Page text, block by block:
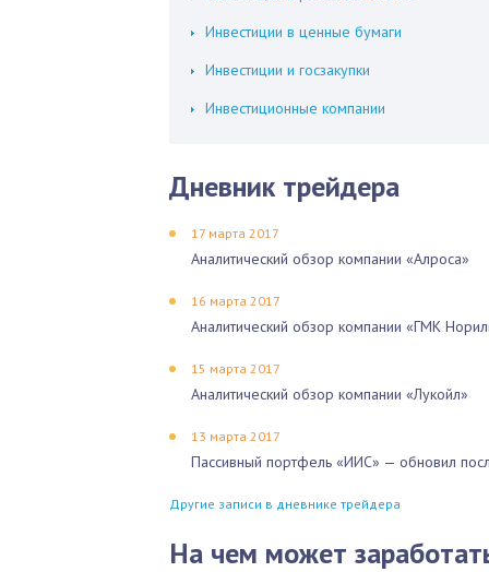
Инвестиции в ценные бумаги
Инвестиции и госзакупки
Инвестиционные компании
Дневник трейдера
17 марта 2017
Аналитический обзор компании «Алроса»
16 марта 2017
Аналитический обзор компании «ГМК
15 марта 2017
Аналитический обзор компании «Лукойл»
13 марта 2017
Пассивный портфель «ИИС» — обновил
Другие записи в дневнике трейдера
На чем может